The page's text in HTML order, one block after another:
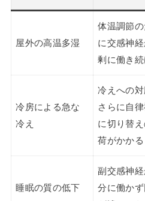
屋外の高温多湿
体温調節の
に交感神経
剰に働き続
冷房による急な
冷え
冷えへの
さらに自
に切り替え
荷がかかる
睡眠の質の低下
副交感神
分に働かず